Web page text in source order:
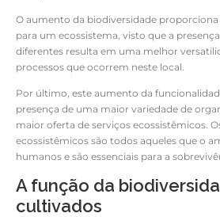
O aumento da biodiversidade
para um ecossistema, visto que a
diferentes resulta em uma melhor
processos que ocorrem neste local.
Por último, este aumento da
presença de uma maior variedade de
maior oferta de serviços ecossistêmicos.
ecossistêmicos são todos aqueles que o
humanos e são essenciais para a
A função da
cultivados